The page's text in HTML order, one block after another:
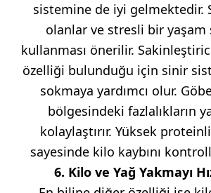
sistemine de iyi gelmektedir.
olanlar ve stresli bir yaşam
kullanması önerilir.
özelliği bulunduğu için sinir
sokmaya yardımcı olur.
bölgesindeki fazlalıkların
kolaylaştırır. Yüksek
sayesinde kilo kaybını
6. Kilo ve Yağ Yakmayı